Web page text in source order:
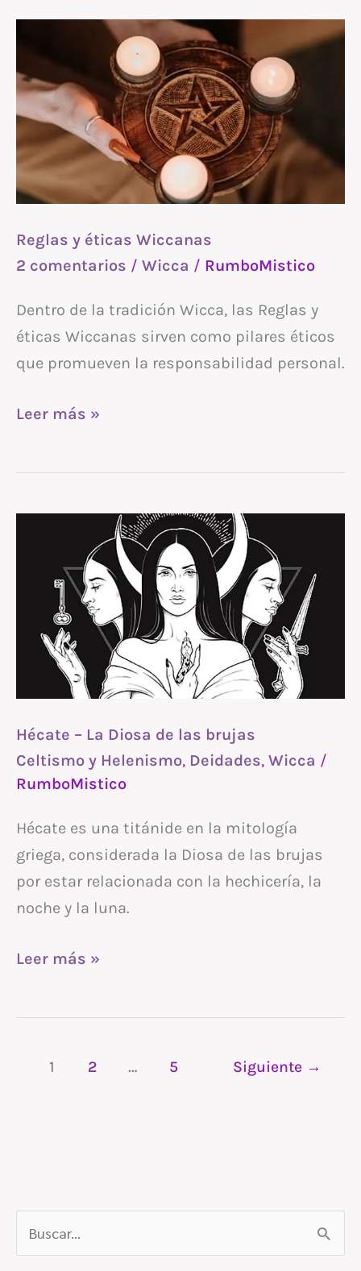
Reglas y éticas Wiccanas
2 comentarios / Wicca / RumboMistico
Dentro de la tradición Wicca, las Reglas y
éticas Wiccanas sirven como pilares éticos
que promueven la responsabilidad personal.
éticas
Wiccanas
Leer más »
Hécate – La Diosa de las brujas
Celtismo y Helenismo, Deidades, Wicca /
RumboMistico
Hécate es una titánide en la mitología
griega, considerada la Diosa de las brujas
por estar relacionada con la hechicería, la
noche y la luna.
Diosa
Leer más »
1 2 … 5 Siguiente →